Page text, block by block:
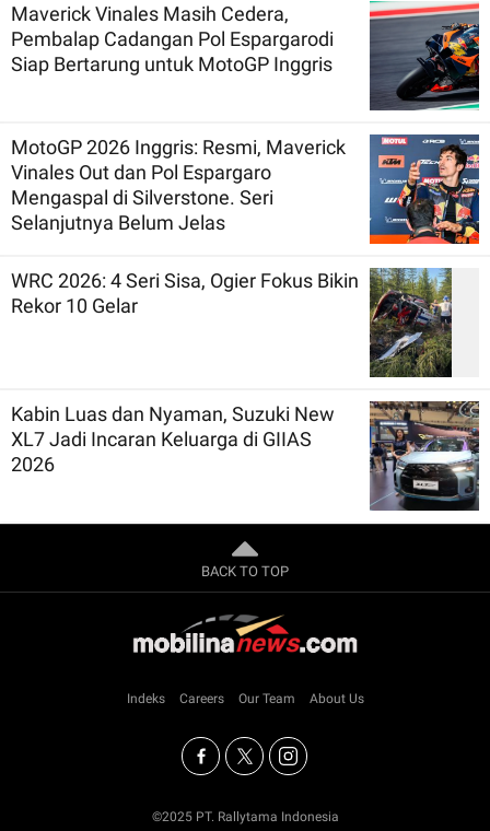
Maverick Vinales Masih Cedera,
Pembalap Cadangan Pol Espargarodi
Siap Bertarung untuk MotoGP Inggris
MotoGP 2026 Inggris: Resmi, Maverick
Vinales Out dan Pol Espargaro
Mengaspal di Silverstone. Seri
Selanjutnya Belum Jelas
WRC 2026: 4 Seri Sisa, Ogier Fokus Bikin
Rekor 10 Gelar
Kabin Luas dan Nyaman, Suzuki New
XL7 Jadi Incaran Keluarga di GIIAS
2026
BACK TO TOP
Indeks Careers Our Team About Us
©2025 PT. Rallytama Indonesia